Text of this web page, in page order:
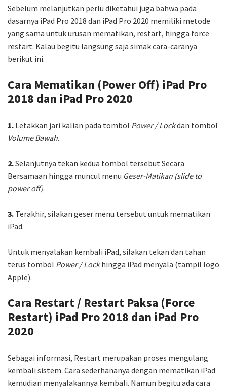
Sebelum melanjutkan perlu diketahui juga bahwa pada
dasarnya iPad Pro 2018 dan iPad Pro 2020 memiliki metode
yang sama untuk urusan mematikan, restart, hingga force
restart. Kalau begitu langsung saja simak cara-caranya
berikut ini.
Cara Mematikan (Power Off) iPad Pro
2018 dan iPad Pro 2020
1. Letakkan jari kalian pada tombol Power / Lockdan tombol
Volume Bawah.
2.Selanjutnya tekan kedua tombol tersebut Secara
Bersamaan hingga muncul menu Geser-Matikan (slide to
power off).
3. Terakhir, silakan geser menu tersebut untuk mematikan
iPad.
Untuk menyalakan kembali iPad, silakan tekan dan tahan
terus tombol Power / Lockhingga iPad menyala (tampil logo
Apple).
Cara Restart / Restart Paksa (Force
Restart) iPad Pro 2018 dan iPad Pro
2020
Sebagai informasi, Restart merupakan proses mengulang
kembali sistem. Cara sederhananya dengan mematikan iPad
kemudian menyalakannya kembali. Namun begitu ada cara